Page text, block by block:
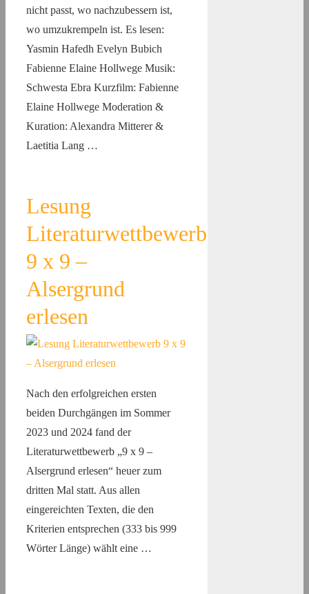
nicht passt, wo nachzubessern ist,
wo umzukrempeln ist. Es lesen:
Yasmin Hafedh Evelyn Bubich
Fabienne Elaine Hollwege Musik:
Schwesta Ebra Kurzfilm: Fabienne
Elaine Hollwege Moderation &
Kuration: Alexandra Mitterer &
Laetitia Lang …
Lesung
Literaturwettbewerb
9 x 9 –
Alsergrund
erlesen
Nach den erfolgreichen ersten
beiden Durchgängen im Sommer
2023 und 2024 fand der
Literaturwettbewerb „9 x 9 –
Alsergrund erlesen“ heuer zum
dritten Mal statt. Aus allen
eingereichten Texten, die den
Kriterien entsprechen (333 bis 999
Wörter Länge) wählt eine …